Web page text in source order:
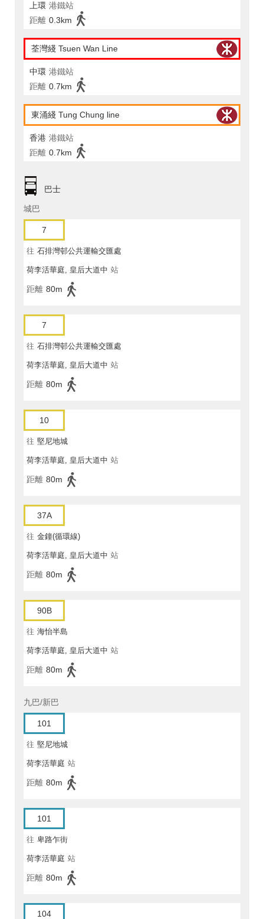
上環 港鐵站
距離 0.3km
荃灣綫 Tsuen Wan Line
中環 港鐵站
距離 0.7km
東涌綫 Tung Chung line
香港 港鐵站
距離 0.7km
巴士
城巴
7
往 石排灣邨公共運輸交匯處
荷李活華庭, 皇后大道中 站
距離 80m
7
往 石排灣邨公共運輸交匯處
荷李活華庭, 皇后大道中 站
距離 80m
10
往 堅尼地城
荷李活華庭, 皇后大道中 站
距離 80m
37A
往 金鐘(循環線)
荷李活華庭, 皇后大道中 站
距離 80m
90B
往 海怡半島
荷李活華庭, 皇后大道中 站
距離 80m
九巴/新巴
101
往 堅尼地城
荷李活華庭 站
距離 80m
101
往 卑路乍街
荷李活華庭 站
距離 80m
104